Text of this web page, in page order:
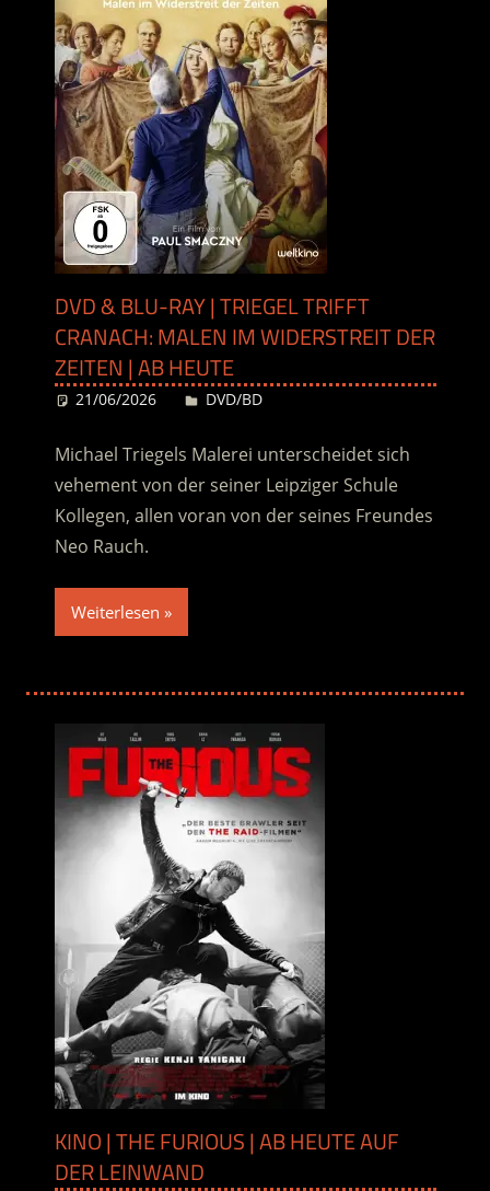
DVD & BLU-RAY | TRIEGEL TRIFFT
CRANACH: MALEN IM WIDERSTREIT DER
ZEITEN | AB HEUTE
21/06/2026 Desiree
DVD/BD
Michael Triegels Malerei unterscheidet sich
vehement von der seiner Leipziger Schule
Kollegen, allen voran von der seines Freundes
Neo Rauch.
Weiterlesen
KINO | THE FURIOUS | AB HEUTE AUF
DER LEINWAND